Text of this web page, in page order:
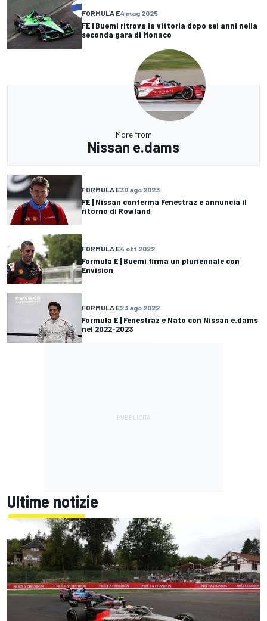
FORMULA E4 mag 2025
FE | Buemi ritrova la vittoria dopo sei anni nella
seconda gara di Monaco
More from
Nissan e.dams
FORMULA E30 ago 2023
FE | Nissan conferma Fenestraz e annuncia il
ritorno di Rowland
FORMULA E4 ott 2022
Formula E | Buemi firma un pluriennale con
Envision
FORMULA E23 ago 2022
Formula E | Fenestraz e Nato con Nissan e.dams
nel 2022-2023
Ultime notizie